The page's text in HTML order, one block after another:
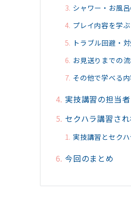
シャワー・お風
プレイ内容を学ぶ
トラブル回避・
お見送りまでの
その他で学べる
実技講習の担当者
セクハラ講習さ
実技講習とセク
今回のまとめ